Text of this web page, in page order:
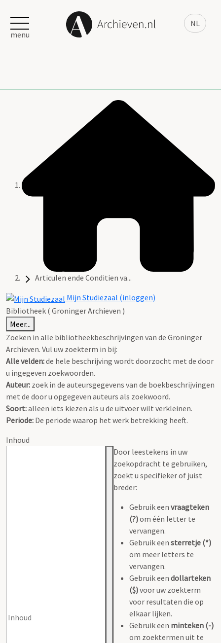
NL
menu
Articulen ende Conditien va...
Mijn Studiezaal (inloggen)
Bibliotheek ( Groninger Archieven )
Meer...
Zoeken in alle bibliotheekbeschrijvingen van de Groninger
Archieven. Vul uw zoekterm in bij:
Alle velden:de hele beschrijving wordt doorzocht met de door
u ingegeven zoekwoorden.
Auteur: zoek in de auteursgegevens van de boekbeschrijvingen
met de door u opgegeven auteurs als zoekwoord.
Soort:alleen iets kiezen als u de uitvoer wilt verkleinen.
Periode: De periode waarop het werk betrekking heeft.
Inhoud
Door leestekens in uw
zoekopdracht te gebruiken,
zoekt u specifieker of juist
breder:
Gebruik een vraagteken
(?)om één letter te
vervangen.
Gebruik een sterretje (*)
om meer letters te
vervangen.
Gebruik een dollarteken
($)voor uw zoekterm
voor resultaten die op
elkaar lijken.
Gebruik een minteken (-)
om zoektermen uit te